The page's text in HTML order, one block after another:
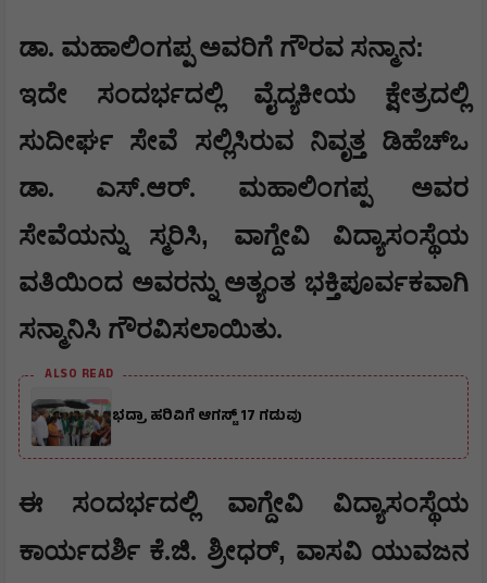
ಡಾ. ಮಹಾಲಿಂಗಪ್ಪ ಅವರಿಗೆ ಗೌರವ ಸನ್ಮಾನ:
ಇದೇ ಸಂದರ್ಭದಲ್ಲಿ ವೈದ್ಯಕೀಯ ಕ್ಷೇತ್ರದಲ್ಲಿ
ಸುದೀರ್ಘ ಸೇವೆ ಸಲ್ಲಿಸಿರುವ ನಿವೃತ್ತ ಡಿಹೆಚ್ಒ
ಡಾ. ಎಸ್.ಆರ್. ಮಹಾಲಿಂಗಪ್ಪ ಅವರ
ಸೇವೆಯನ್ನು ಸ್ಮರಿಸಿ, ವಾಗ್ದೇವಿ ವಿದ್ಯಾಸಂಸ್ಥೆಯ
ವತಿಯಿಂದ ಅವರನ್ನು ಅತ್ಯಂತ ಭಕ್ತಿಪೂರ್ವಕವಾಗಿ
ಸನ್ಮಾನಿಸಿ ಗೌರವಿಸಲಾಯಿತು.
ALSO READ
ಭದ್ರಾ ಹರಿವಿಗೆ ಆಗಸ್ಟ್ 17 ಗಡುವು
ಈ ಸಂದರ್ಭದಲ್ಲಿ ವಾಗ್ದೇವಿ ವಿದ್ಯಾಸಂಸ್ಥೆಯ
ಕಾರ್ಯದರ್ಶಿ ಕೆ.ಜಿ. ಶ್ರೀಧರ್, ವಾಸವಿ ಯುವಜನ